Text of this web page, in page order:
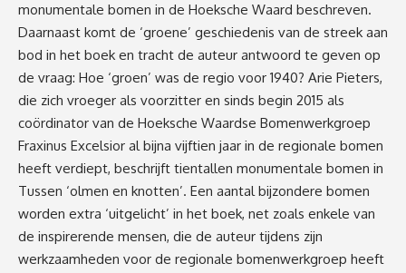
monumentale bomen in de Hoeksche Waard beschreven.
Daarnaast komt de ‘groene’ geschiedenis van de streek aan
bod in het boek en tracht de auteur antwoord te geven op
de vraag: Hoe ‘groen’ was de regio voor 1940? Arie Pieters,
die zich vroeger als voorzitter en sinds begin 2015 als
coördinator van de Hoeksche Waardse Bomenwerkgroep
Fraxinus Excelsior al bijna vijftien jaar in de regionale bomen
heeft verdiept, beschrijft tientallen monumentale bomen in
Tussen ‘olmen en knotten’. Een aantal bijzondere bomen
worden extra ‘uitgelicht’ in het boek, net zoals enkele van
de inspirerende mensen, die de auteur tijdens zijn
werkzaamheden voor de regionale bomenwerkgroep heeft